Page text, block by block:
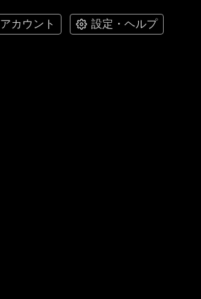
アカウント 設定・ヘルプ